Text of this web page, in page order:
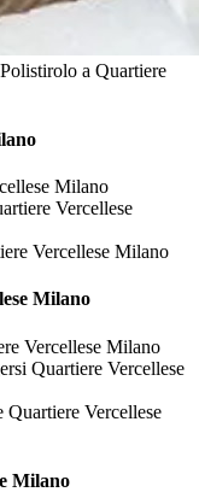
a Quartiere
Milano
Vercellese
Vercellese Milano
Milano
Vercellese Milano
Quartiere Vercellese
Vercellese
Milano